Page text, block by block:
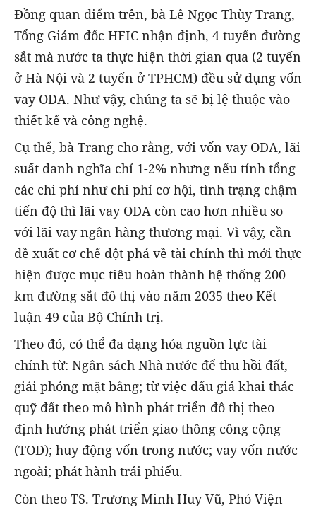
Đồng quan điểm trên, bà Lê Ngọc Thùy Trang,
Tổng Giám đốc HFIC nhận định, 4 tuyến đường
sắt mà nước ta thực hiện thời gian qua (2 tuyến
ở Hà Nội và 2 tuyến ở TPHCM) đều sử dụng vốn
vay ODA. Như vậy, chúng ta sẽ bị lệ thuộc vào
thiết kế và công nghệ.
Cụ thể, bà Trang cho rằng, với vốn vay ODA, lãi
suất danh nghĩa chỉ 1-2% nhưng nếu tính tổng
các chi phí như chi phí cơ hội, tình trạng chậm
tiến độ thì lãi vay ODA còn cao hơn nhiều so
với lãi vay ngân hàng thương mại. Vì vậy, cần
đề xuất cơ chế đột phá về tài chính thì mới thực
hiện được mục tiêu hoàn thành hệ thống 200
km đường sắt đô thị vào năm 2035 theo Kết
luận 49 của Bộ Chính trị.
Theo đó, có thể đa dạng hóa nguồn lực tài
chính từ: Ngân sách Nhà nước để thu hồi đất,
giải phóng mặt bằng; từ việc đấu giá khai thác
quỹ đất theo mô hình phát triển đô thị theo
định hướng phát triển giao thông công cộng
(TOD); huy động vốn trong nước; vay vốn nước
ngoài; phát hành trái phiếu.
Còn theo TS. Trương Minh Huy Vũ, Phó Viện